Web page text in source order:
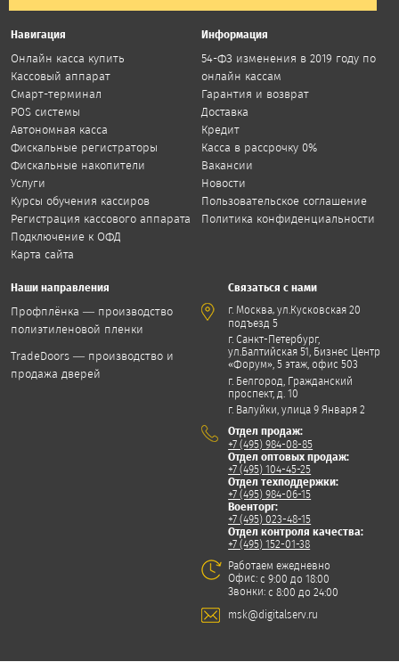
Навигация
Онлайн касса купить
Кассовый аппарат
Смарт-терминал
POS системы
Автономная касса
Фискальные регистраторы
Фискальные накопители
Услуги
Курсы обучения кассиров
Регистрация кассового аппарата
Подключение к ОФД
Карта сайта
Информация
54-ФЗ изменения в 2019 году по
онлайн кассам
Гарантия и возврат
Доставка
Кредит
Касса в рассрочку 0%
Вакансии
Новости
Пользовательское соглашение
Политика конфиденциальности
Наши направления
Профплёнка — производство
полиэтиленовой пленки
TradeDoors — производство и
продажа дверей
Связаться с нами
г. Москва,ул.Кусковская 20
подъезд 5
г. Санкт-Петербург,
ул.Балтийская 51, Бизнес Центр
«Форум», 5 этаж, офис 503
г. Белгород, Гражданский
проспект, д. 10
г. Валуйки, улица 9 Января 2
Отдел продаж:
+7 (495) 984-08-85
Отдел оптовых продаж:
+7 (495) 104-45-25
Отдел техподдержки:
+7 (495) 984-06-15
Военторг:
+7 (495) 023-48-15
Отдел контроля качества:
+7 (495) 152-01-38
Работаем ежедневно
Офис:с 9:00 до 18:00
Звонки:с 8:00 до 24:00
msk@digitalserv.ru